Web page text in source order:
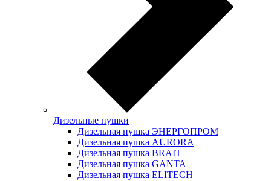
Дизельные пушки
Дизельная пушка ЭНЕРГОПРОМ
Дизельная пушка AURORA
Дизельная пушка BRAIT
Дизельная пушка GANTA
Дизельная пушка ELITECH